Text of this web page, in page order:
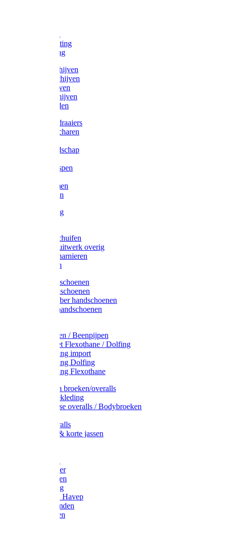
Voetketting
Scheepsketting
Victorketting
Afbraamschijven
Doorslijpschijven
Lamelschijven
Diamantschijven
Laselektroden
Schroevendraaiers
Tangen / Scharen
Meetgereedschap
Vijlen / Raspen
Lijmklemmen
Waterpassen
Bouwbeslag
Grendels/schuifen
Hang en sluitwerk overig
Hengen/scharnieren
Scharnieren
Latex handschoenen
Leren handschoenen
PVC / Rubber handschoenen
Katoenen handschoenen
Plukmouwen / Beenpijpen
Reparatieset Flexothane / Dolfing
Regenkleding import
Regenkleding Dolfing
Regenkleding Flexothane
Toebehoren broeken/overalls
Signalisatiekleding
Amerikaanse overalls / Bodybroeken
Kinderoveralls
Stofjassen & korte jassen
Bodywarmer
Werkbroeken
Zaagkleding
Werkjassen Havep
Thermohemden
Overhemden